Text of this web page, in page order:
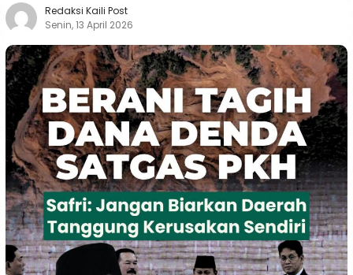
Redaksi Kaili Post
Senin, 13 April 2026